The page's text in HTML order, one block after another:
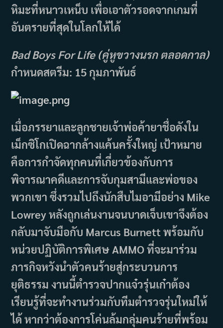
หิมะที่หนาวเหน็บ เพื่อเอาตัวรอดจากเกมที่
อันตรายที่สุดในโลกให้ได้
Bad Boys For Life (คู่หูขวางนรก ตลอดกาล)
กำหนดสตรีม: 15 กุมภาพันธ์
เมื่อภรรยาและลูกชายเจ้าพ่อค้ายาชื่อดังใน
เม็กซิโกเปิดฉากล้างแค้นครั้งใหญ่ เป้าหมาย
คือการกำจัดทุกคนที่เกี่ยวข้องกับการ
พิจารณาคดีและการจับกุมสามีและพ่อของ
พวกเขา ซึ่งรวมไปถึงนักสืบไมอามีอย่าง Mike
Lowrey หลังถูกเล่นงานจนบาดเจ็บเขาจึงต้อง
กลับมาจับมือกับ Marcus Burnett พร้อมกับ
หน่วยปฏิบัติการพิเศษ AMMO ที่จะมาร่วม
ภารกิจหวังนำตัวคนร้ายสู่กระบวนการ
ยุติธรรม งานนี้ตำรวจปากแจ๋วรุ่นเก๋าต้อง
เรียนรู้ที่จะทำงานร่วมกับทีมตำรวจรุ่นใหม่ให้
ได้ หากว่าต้องการโค่นล้มกลุ่มคนร้ายที่พร้อม